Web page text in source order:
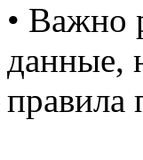
• Важно
данные,
правила